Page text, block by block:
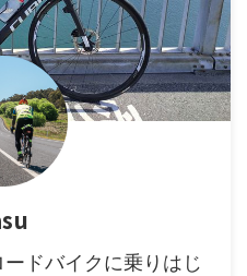
ドバイクに乗りはじ